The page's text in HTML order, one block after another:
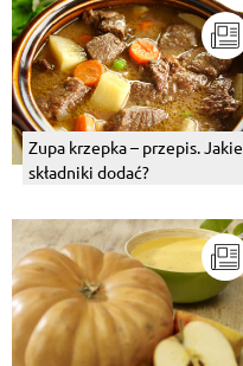
Zupa krzepka – przepis. Jakie
składniki dodać?